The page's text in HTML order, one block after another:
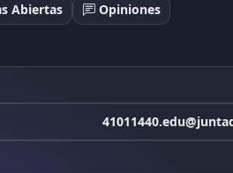
Abiertas
Opiniones